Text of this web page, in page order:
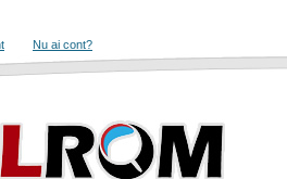
Nu ai cont?